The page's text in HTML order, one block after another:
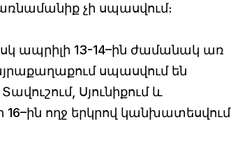
չի սպասվում։
ապրիլի 13-14–ին ժամանակ առ
սպասվում են
Սյունիքում և
ողջ երկրով կանխատեսվում